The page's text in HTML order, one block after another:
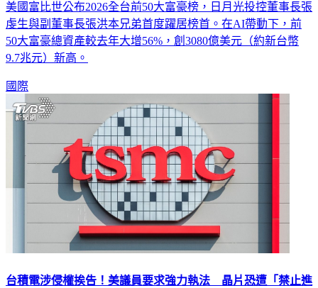
美國富比世公布2026全台前50大富豪榜，日月光投控董事長張
虔生與副董事長張洪本兄弟首度躍居榜首。在AI帶動下，前
50大富豪總資產較去年大增56%，創3080億美元（約新台幣
9.7兆元）新高。
國際
台積電涉侵權挨告！美議員要求強力執法 晶片恐遭「禁止進